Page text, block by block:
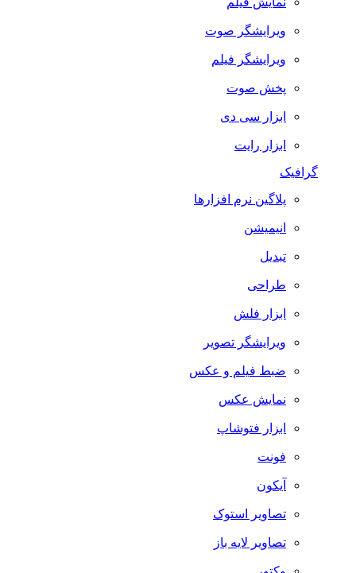
ویرایشگر صوت
ویرایشگر فیلم
پخش صوت
ابزار سی دی
ابزار رایت
گرافیک
پلاگین نرم افزارها
انیمیشن
تبدیل
طراحی
ابزار فلش
ویرایشگر تصویر
ضبط فيلم و عكس
نمایش عکس
ابزار فتوشاپ
فونت
آیکون
تصاویر استوک
تصاویر لایه باز